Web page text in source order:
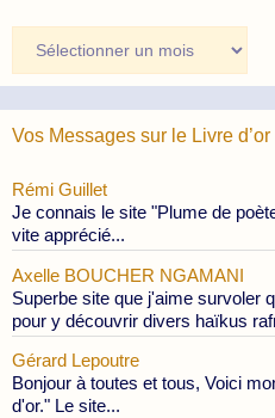
des
Publications
Vos Messages sur le Livre d’or
Rémi Guillet
Je connais le site "Plume de
vite apprécié...
Axelle BOUCHER NGAMANI
Superbe site que j'aime survoler
pour y découvrir divers haïkus
Gérard Lepoutre
Bonjour à toutes et tous, Voici
d'or." Le site...